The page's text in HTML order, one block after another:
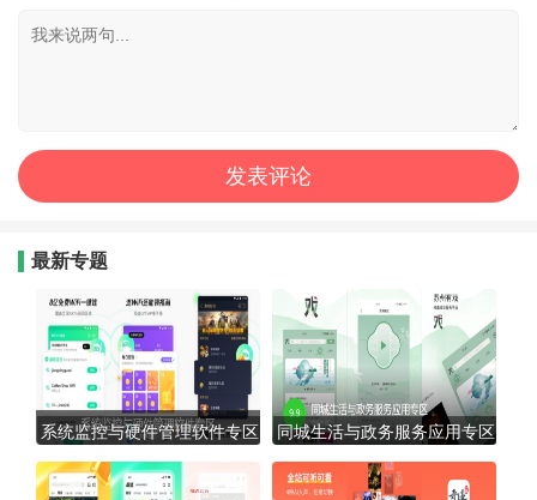
最新专题
系统监控与硬件管理软件专区 同城生活与政务服务应用专区